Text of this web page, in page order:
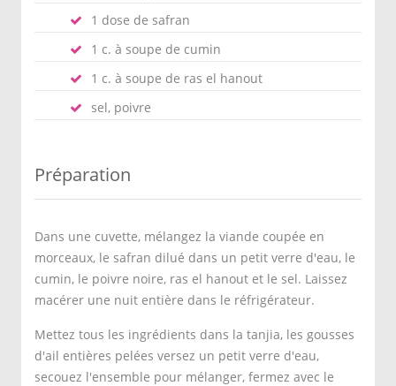
1 dose de safran
1 c. à soupe de cumin
1 c. à soupe de ras el hanout
sel, poivre
Préparation
Dans une cuvette, mélangez la viande coupée en
morceaux, le safran dilué dans un petit verre d'eau, le
cumin, le poivre noire, ras el hanout et le sel. Laissez
macérer une nuit entière dans le réfrigérateur.
Mettez tous les ingrédients dans la tanjia, les gousses
d'ail entières pelées versez un petit verre d'eau,
secouez l'ensemble pour mélanger, fermez avec le